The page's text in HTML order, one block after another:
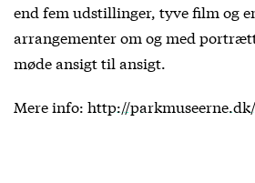
end fem udstillinger, tyve film og
arrangementer om og med
møde ansigt til ansigt.
Mere info: http://